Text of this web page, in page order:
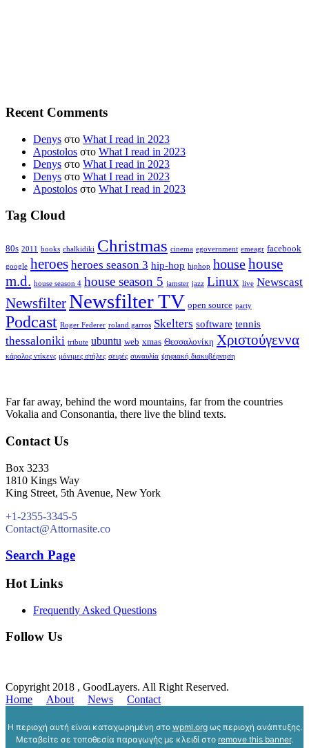
Recent Comments
Denys στο What I read in 2023
Apostolos στο What I read in 2023
Denys στο What I read in 2023
Denys στο What I read in 2023
Apostolos στο What I read in 2023
Tag Cloud
80s 2011 books chalkidiki Christmas cinema egovernment emeagr facebook
google heroes heroes season 3 hip-hop hiphop househouse
m.d. house season 4 house season 5 jamster jazz Linux live Newscast
NewsfilterNewsfilter TV open source party
Podcast Roger Federer roland garros Skelters software tennis
thessaloniki tribute ubuntu web xmas Θεσσαλονίκη Χριστούγεννα
κάρολος ντίκενς μόνιμες στήλες σειρές συναυλία ψηφιακή διακυβέρνηση
Far far away, behind the word mountains, far from the countries
Vokalia and Consonantia, there live the blind texts.
Contact Us
Box 3233
1810 Kings Way
King Street, 5th Avenue, New York
+1-2355-3345-5
Contact@Attornasite.co
Search Page
Hot Links
Frequently Asked Questions
Follow Us
Copyright 2018 , GoodLayers. All Right Reserved.
Home
About News Contact
Η περιοχή αυτή είναι καταχωρημένη στο wpml.orgως περιοχή ανάπτυξης.
Μεταβείτε σε τοποθεσία παραγωγής με κλειδί στο remove this banner.